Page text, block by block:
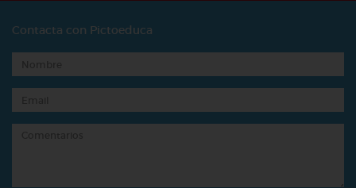
Contacta con Pictoeduca